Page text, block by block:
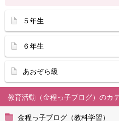
教育活動（金程っ子ブログ）
金程っ子ブログ（教科学習）
５年生
６年生
あおぞら級